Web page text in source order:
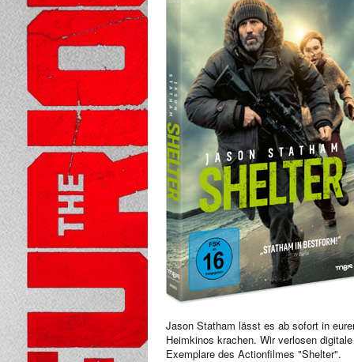
Jason Statham lässt es ab sofort in
Heimkinos krachen. Wir verlosen digitale
Exemplare des Actionfilmes "Shelter".